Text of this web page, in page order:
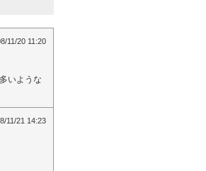
11/20 11:20
いような
11/21 14:23